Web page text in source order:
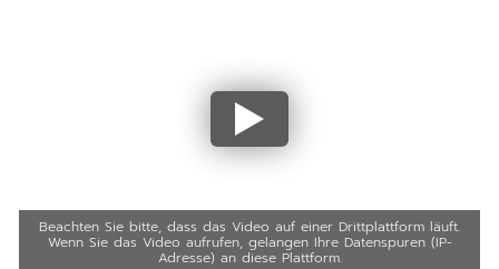
Beachten Sie bitte, dass das Video auf einer Drittplattform läuft.
Wenn Sie das Video aufrufen, gelangen Ihre Datenspuren (IP-
Adresse) an diese Plattform.